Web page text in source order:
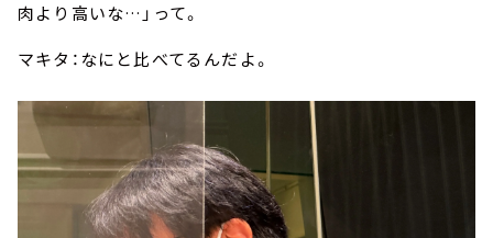
肉より高いな…」って。
マキタ：なにと比べてるんだよ。